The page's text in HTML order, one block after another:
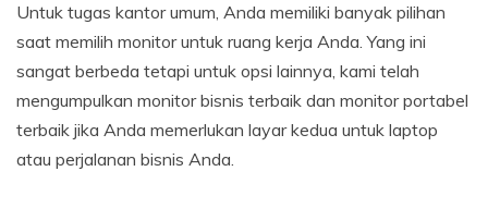
Untuk tugas kantor umum, Anda memiliki banyak pilihan
saat memilih monitor untuk ruang kerja Anda. Yang ini
sangat berbeda tetapi untuk opsi lainnya, kami telah
mengumpulkan monitor bisnis terbaik dan monitor portabel
terbaik jika Anda memerlukan layar kedua untuk laptop
atau perjalanan bisnis Anda.